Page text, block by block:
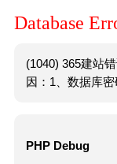
Database
(1040) 365建站
因：1、数据库
PHP Debug